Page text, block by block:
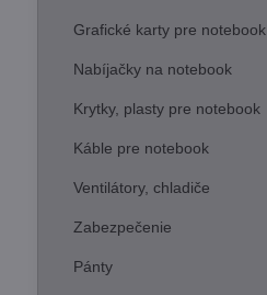
Grafické karty pre notebook
Nabíjačky na notebook
Krytky, plasty pre notebook
Káble pre notebook
Ventilátory, chladiče
Zabezpečenie
Pánty